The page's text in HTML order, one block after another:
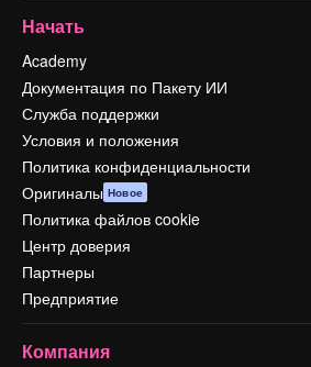
Начать
Academy
Документация по Пакету ИИ
Служба поддержки
Условия и положения
Политика конфиденциальности
Оригиналы Новое
Политика файлов cookie
Центр доверия
Партнеры
Предприятие
Компания